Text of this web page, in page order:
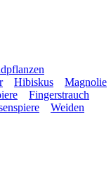
Hibiskus
Magnolie
Fingerstrauch
Weiden